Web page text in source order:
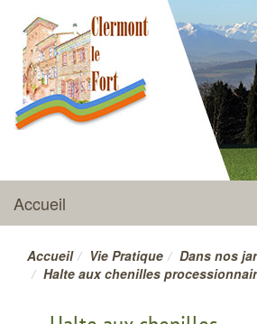
CLERMONT-LE-FORT
Accueil
Accueil Vie Pratique
Dans nos
Halte aux chenilles